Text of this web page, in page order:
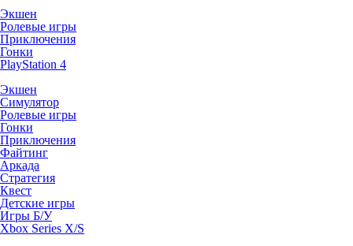
Экшен
Ролевые игры
Приключения
Гонки
PlayStation 4
Экшен
Симулятор
Ролевые игры
Гонки
Приключения
Файтинг
Аркада
Стратегия
Квест
Детские игры
Игры Б/У
Xbox Series X/S